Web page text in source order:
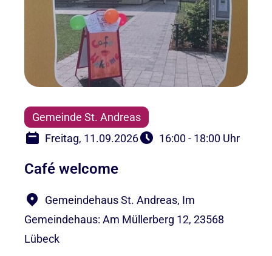
Gemeinde St. Andreas
Freitag, 11.09.2026
16:00 - 18:00 Uhr
Café welcome
Gemeindehaus St. Andreas, Im
Gemeindehaus: Am Müllerberg 12, 23568
Lübeck